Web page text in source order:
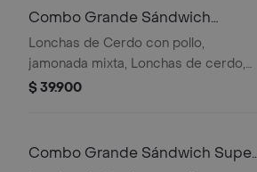
Combo Grande Sándwich
Especial
Lonchas de Cerdo con pollo,
jamonada mixta, Lonchas de cerdo,
cordero y res, queso mozzarella,
$ 39.900
Combo Grande Sándwich Super